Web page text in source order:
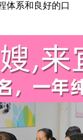
体系和良好的口